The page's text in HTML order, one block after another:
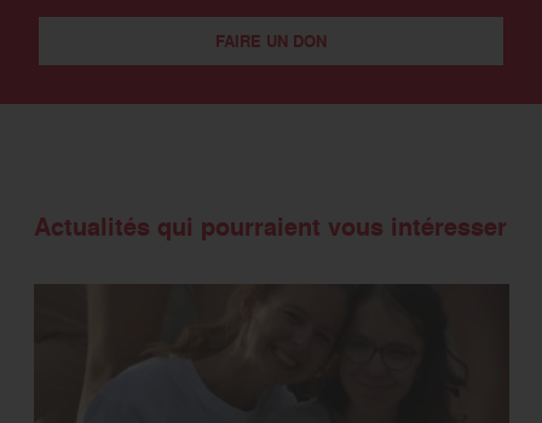
FAIRE UN DON
Actualités qui pourraient vous intéresser